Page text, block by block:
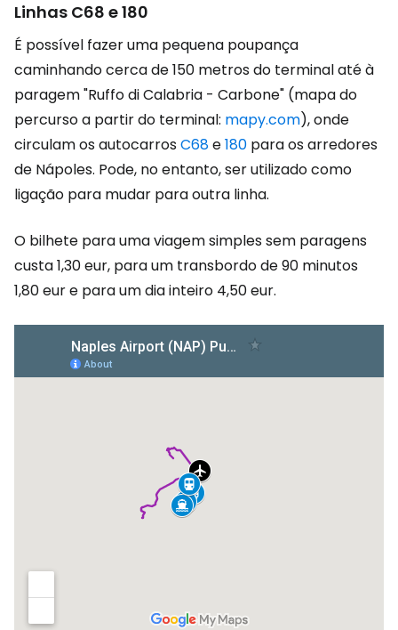
Linhas C68 e 180
É possível fazer uma pequena poupança
caminhando cerca de 150 metros do terminal até à
paragem "Ruffo di Calabria - Carbone" (mapa do
percurso a partir do terminal: mapy.com), onde
circulam os autocarrosC68e180 para os arredores
de Nápoles. Pode, no entanto, ser utilizado como
ligação para mudar para outra linha.
O bilhete para uma viagem simples sem paragens
custa 1,30 eur, para um transbordo de 90 minutos
1,80 eur e para um dia inteiro 4,50 eur.